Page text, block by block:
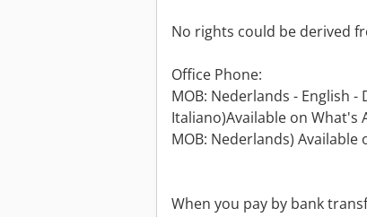
No rights could be derived
Office Phone:
MOB: Nederlands - English -
Italiano)Available on What's
MOB: Nederlands)
When you pay by bank